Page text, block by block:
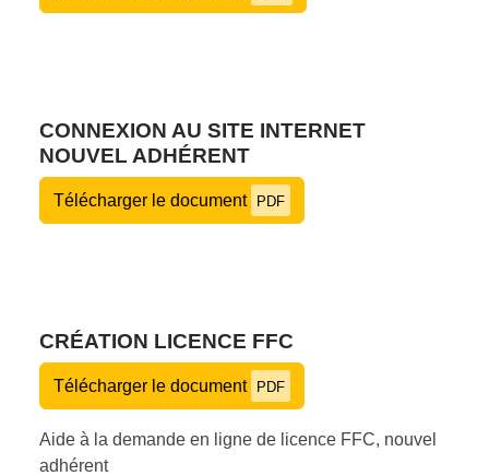
CONNEXION AU SITE INTERNET
NOUVEL ADHÉRENT
Télécharger le document PDF
CRÉATION LICENCE FFC
Télécharger le document PDF
Aide à la demande en ligne de licence FFC, nouvel
adhérent